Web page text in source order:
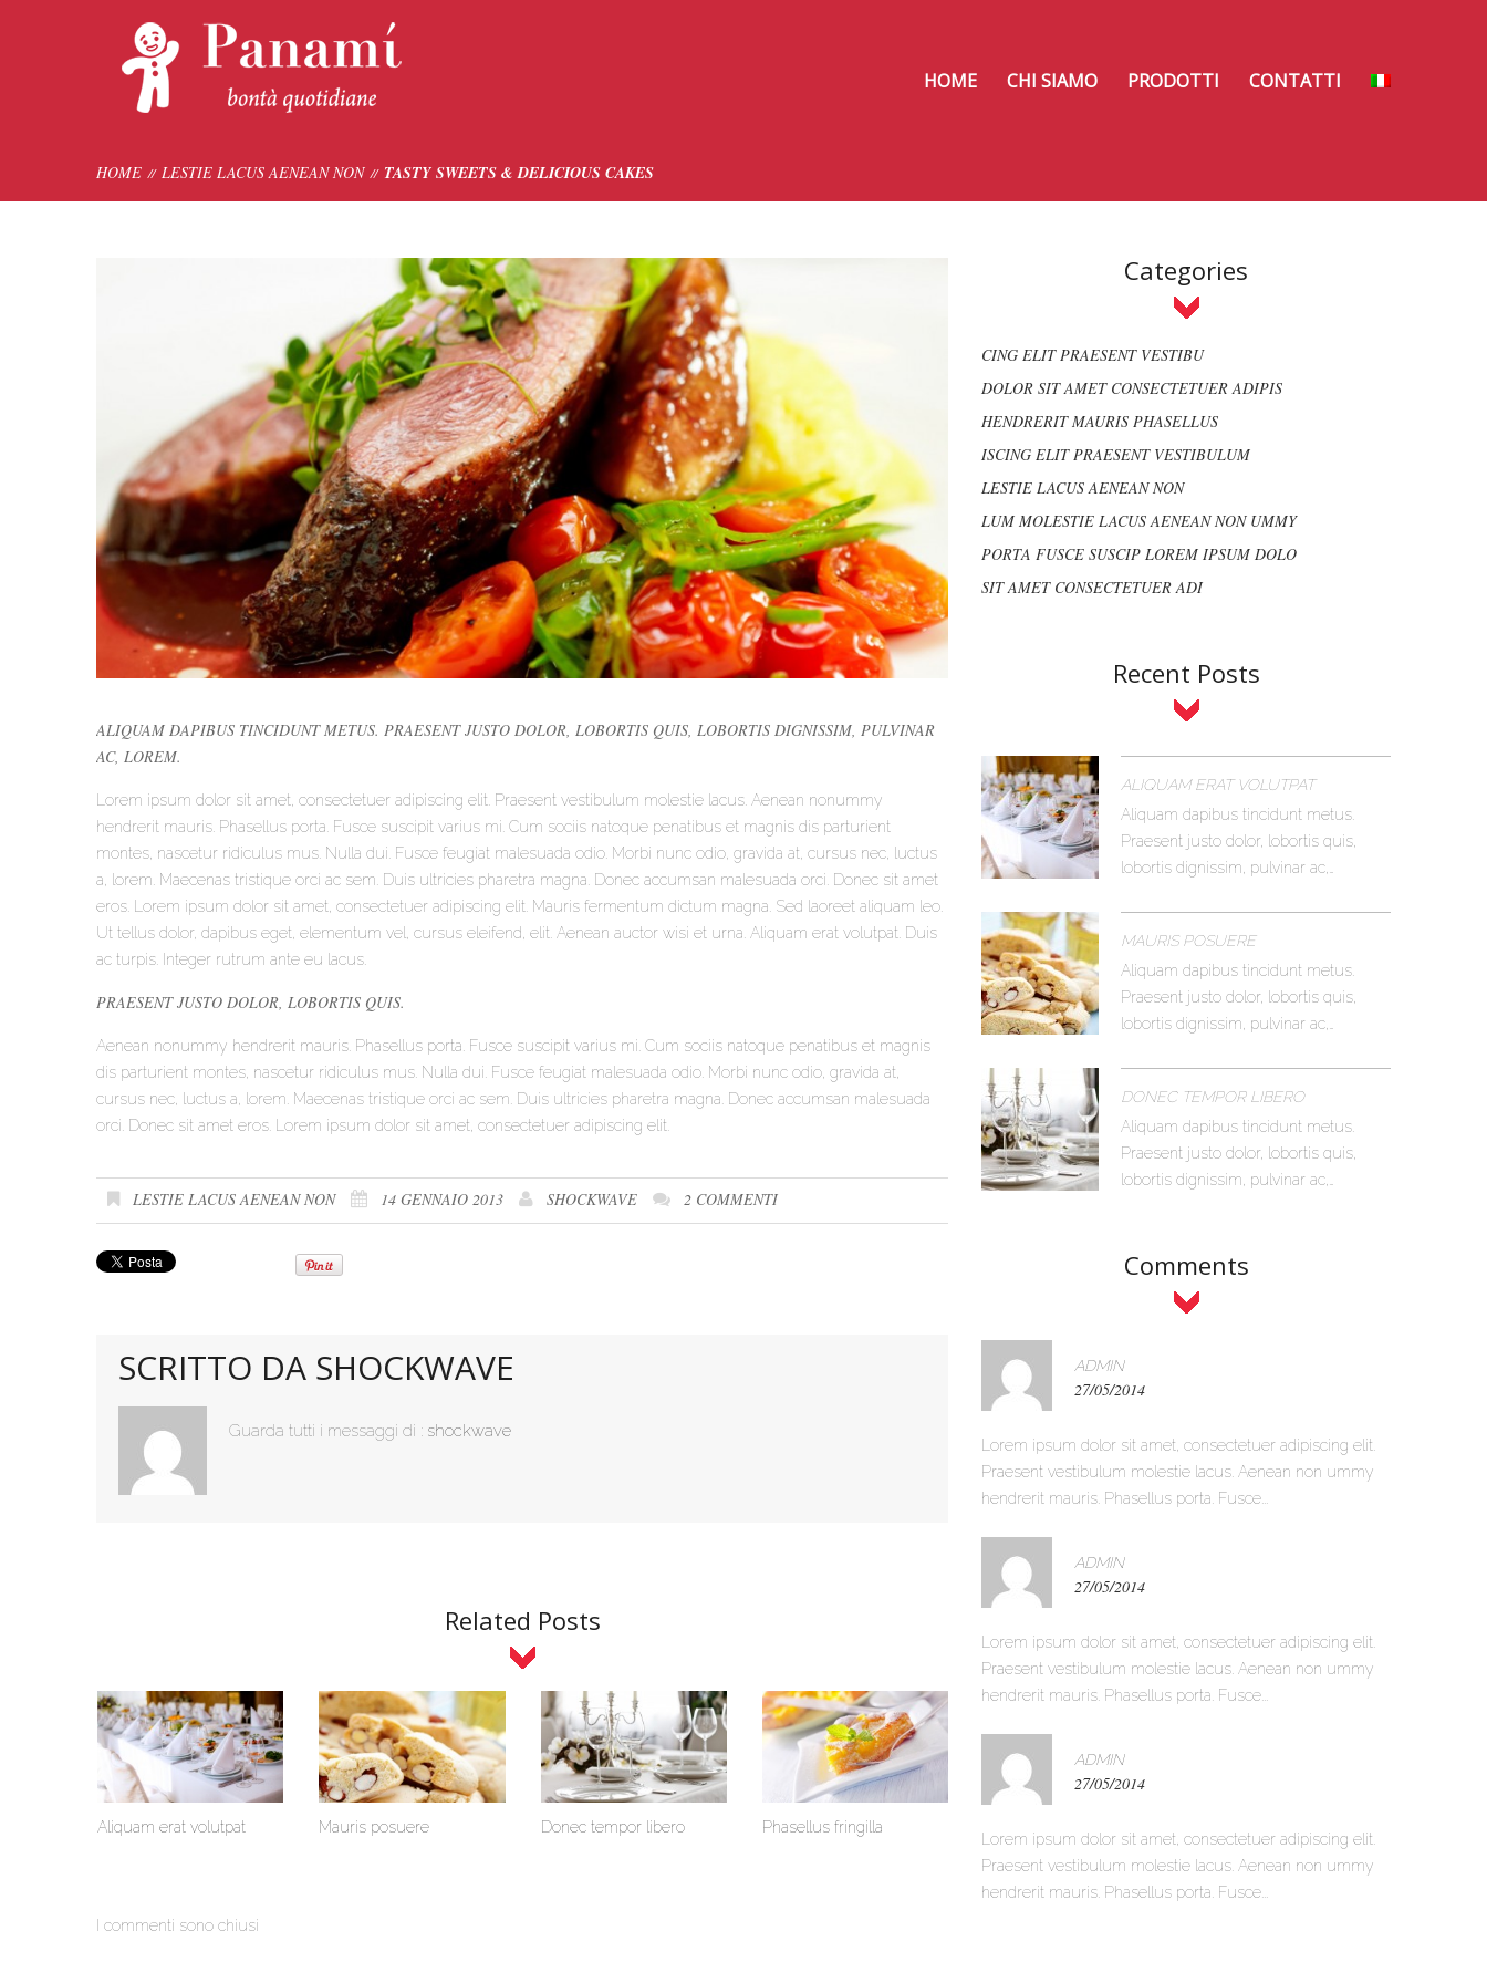
HOME CHI SIAMO PRODOTTI CONTATTI
HOME LESTIE LACUS AENEAN NON TASTY SWEETS & DELICIOUS CAKES
ALIQUAM DAPIBUS TINCIDUNT METUS. PRAESENT JUSTO DOLOR, LOBORTIS QUIS, LOBORTIS DIGNISSIM, PULVINAR
AC, LOREM.
Lorem ipsum dolor sit amet, consectetuer adipiscing elit. Praesent vestibulum molestie lacus. Aenean nonummy
hendrerit mauris. Phasellus porta. Fusce suscipit varius mi. Cum sociis natoque penatibus et magnis dis parturient
montes, nascetur ridiculus mus. Nulla dui. Fusce feugiat malesuada odio. Morbi nunc odio, gravida at, cursus nec, luctus
a, lorem. Maecenas tristique orci ac sem. Duis ultricies pharetra magna. Donec accumsan malesuada orci. Donec sit amet
eros. Lorem ipsum dolor sit amet, consectetuer adipiscing elit. Mauris fermentum dictum magna. Sed laoreet aliquam leo.
Ut tellus dolor, dapibus eget, elementum vel, cursus eleifend, elit. Aenean auctor wisi et urna. Aliquam erat volutpat. Duis
ac turpis. Integer rutrum ante eu lacus.
PRAESENT JUSTO DOLOR, LOBORTIS QUIS.
Aenean nonummy hendrerit mauris. Phasellus porta. Fusce suscipit varius mi. Cum sociis natoque penatibus et magnis
dis parturient montes, nascetur ridiculus mus. Nulla dui. Fusce feugiat malesuada odio. Morbi nunc odio, gravida at,
cursus nec, luctus a, lorem. Maecenas tristique orci ac sem. Duis ultricies pharetra magna. Donec accumsan malesuada
orci. Donec sit amet eros. Lorem ipsum dolor sit amet, consectetuer adipiscing elit.
LESTIE LACUS AENEAN NON 14 GENNAIO 2013 SHOCKWAVE 2 COMMENTI
SCRITTO DA SHOCKWAVE
Guarda tutti i messaggi di : shockwave
Related Posts
Aliquam erat volutpat Mauris posuere Donec tempor libero Phasellus fringilla
I commenti sono chiusi
Categories
CING ELIT PRAESENT VESTIBU
DOLOR SIT AMET CONSECTETUER ADIPIS
HENDRERIT MAURIS PHASELLUS
ISCING ELIT PRAESENT VESTIBULUM
LESTIE LACUS AENEAN NON
LUM MOLESTIE LACUS AENEAN NON UMMY
PORTA FUSCE SUSCIP LOREM IPSUM DOLO
SIT AMET CONSECTETUER ADI
Recent Posts
ALIQUAM ERAT VOLUTPAT
Aliquam dapibus tincidunt metus.
Praesent justo dolor, lobortis quis,
lobortis dignissim, pulvinar ac,…
MAURIS POSUERE
Aliquam dapibus tincidunt metus.
Praesent justo dolor, lobortis quis,
lobortis dignissim, pulvinar ac,…
DONEC TEMPOR LIBERO
Aliquam dapibus tincidunt metus.
Praesent justo dolor, lobortis quis,
lobortis dignissim, pulvinar ac,…
Comments
ADMIN
27/05/2014
Lorem ipsum dolor sit amet, consectetuer adipiscing elit.
Praesent vestibulum molestie lacus. Aenean non ummy
hendrerit mauris. Phasellus porta. Fusce...
ADMIN
27/05/2014
Lorem ipsum dolor sit amet, consectetuer adipiscing elit.
Praesent vestibulum molestie lacus. Aenean non ummy
hendrerit mauris. Phasellus porta. Fusce...
ADMIN
27/05/2014
Lorem ipsum dolor sit amet, consectetuer adipiscing elit.
Praesent vestibulum molestie lacus. Aenean non ummy
hendrerit mauris. Phasellus porta. Fusce...